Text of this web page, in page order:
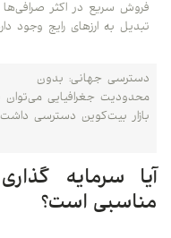
فروش سریع در اکثر
تبدیل به ارزهای رایج وجود
دسترسی جهانی: بدون
محدودیت جغرافیایی می‌توان
بازار بیت‌کوین دسترسی
آیا سرمایه‌
مناسبی است؟